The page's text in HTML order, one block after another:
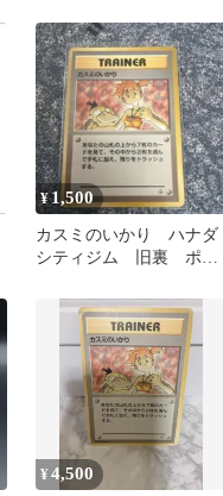
¥1,500
カスミのいかり ハナダ
シティジム 旧裏 ポケ
¥4,500